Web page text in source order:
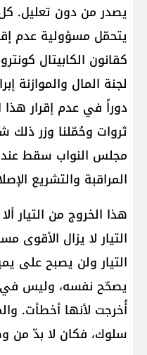
يصدر من دون تعليل.
يتحمّل مسؤولية عدم
كقانون الكابيتال
لجنة المال والموازنة
دوراً في عدم إقرار
ثروات وحُمّلنا وزر ذلك
مجلس النواب سقط
المراقبة والتشريع
هذا الخروج من التيار
التيار لا يزال
التيار ولن يصبح على
يصحّح نفسه، وليس
أُخرجت لأنها أخطأت.
سلوك، فكان لا بدّ من